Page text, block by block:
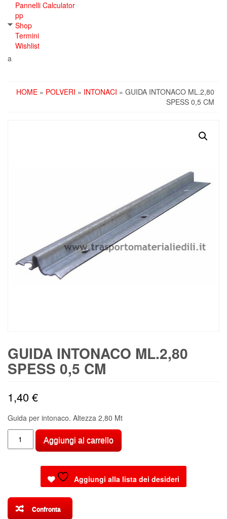
Pannelli Calculator
pp
Shop
Termini
Wishlist
a
HOME » POLVERI » INTONACI » GUIDA INTONACO ML.2,80
SPESS 0,5 CM
GUIDA INTONACO ML.2,80
SPESS 0,5 CM
1,40€
Guida per intonaco. Altezza 2,80 Mt
GUIDA
INTONACO
CM
quantità
Aggiungi al carrello
Aggiungi alla lista dei desideri
Confronta